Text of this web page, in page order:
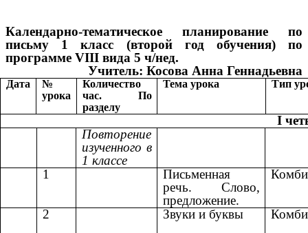
Календарно-тематическое планирование по
письму 1 класс (второй год обучения) по
программе VIII вида 5 ч/нед.
Учитель: Косова Анна Геннадьевна
Дата
№
урока
Количество
час. По
разделу
Тема урока Тип
I
Повторение
изученного в
1 классе
1
Письменная
речь. Слово,
предложение.
2 Звуки и буквы